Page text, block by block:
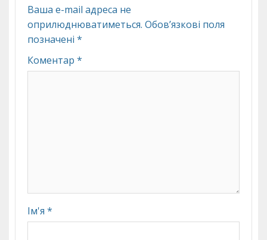
Ваша e-mail адреса не
оприлюднюватиметься. Обов’язкові поля
позначені *
Коментар *
Ім'я *